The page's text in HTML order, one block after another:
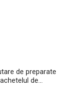
de preparate
de...